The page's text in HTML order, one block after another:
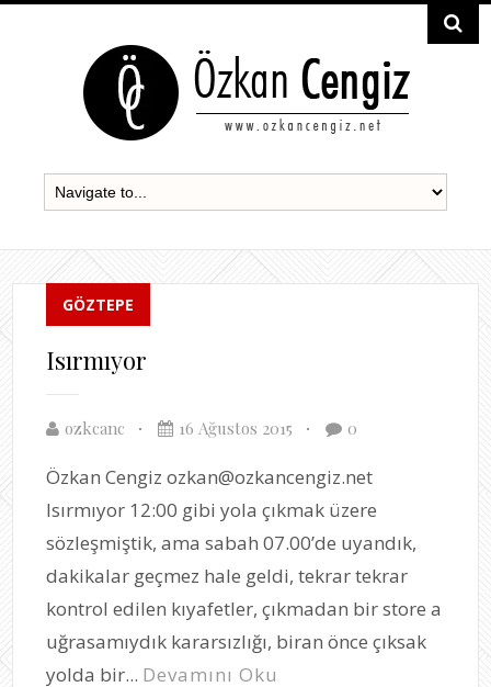
GÖZTEPE
Isırmıyor
ozkcanc 16 Ağustos 2015 0
Özkan Cengiz ozkan@ozkancengiz.net
Isırmıyor 12:00 gibi yola çıkmak üzere
sözleşmiştik, ama sabah 07.00’de uyandık,
dakikalar geçmez hale geldi, tekrar tekrar
kontrol edilen kıyafetler, çıkmadan bir store a
uğrasamıydık kararsızlığı, biran önce çıksak
yolda bir... Devamını Oku